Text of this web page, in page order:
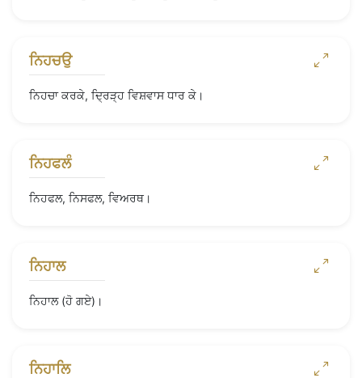
ਨਿਹਚਉ
ਨਿਹਚਾ ਕਰਕੇ, ਦ੍ਰਿੜ੍ਹ ਵਿਸ਼ਵਾਸ ਧਾਰ ਕੇ।
ਨਿਹਫਲੰ
ਨਿਹਫਲ, ਨਿਸਫਲ, ਵਿਅਰਥ।
ਨਿਹਾਲ
ਨਿਹਾਲ (ਹੋ ਗਏ)।
ਨਿਹਾਲਿ